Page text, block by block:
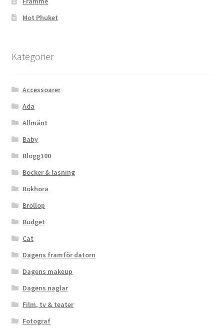
Mot Phuket
Kategorier
Accessoarer
Ada
Allmänt
Baby
Blogg100
Böcker & läsning
Bokhora
Bröllop
Budget
Cat
Dagens framför datorn
Dagens makeup
Dagens naglar
Film, tv & teater
Fotograf